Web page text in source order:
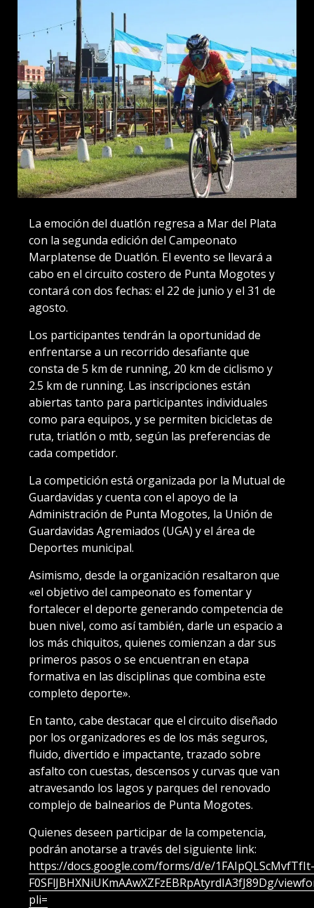
La emoción del duatlón regresa a Mar del Plata
con la segunda edición del Campeonato
Marplatense de Duatlón. El evento se llevará a
cabo en el circuito costero de Punta Mogotes y
contará con dos fechas: el 22 de junio y el 31 de
agosto.
Los participantes tendrán la oportunidad de
enfrentarse a un recorrido desafiante que
consta de 5 km de running, 20 km de ciclismo y
2.5 km de running. Las inscripciones están
abiertas tanto para participantes individuales
como para equipos, y se permiten bicicletas de
ruta, triatlón o mtb, según las preferencias de
cada competidor.
La competición está organizada por la Mutual de
Guardavidas y cuenta con el apoyo de la
Administración de Punta Mogotes, la Unión de
Guardavidas Agremiados (UGA) y el área de
Deportes municipal.
Asimismo, desde la organización resaltaron que
«el objetivo del campeonato es fomentar y
fortalecer el deporte generando competencia de
buen nivel, como así también, darle un espacio a
los más chiquitos, quienes comienzan a dar sus
primeros pasos o se encuentran en etapa
formativa en las disciplinas que combina este
completo deporte».
En tanto, cabe destacar que el circuito diseñado
por los organizadores es de los más seguros,
fluido, divertido e impactante, trazado sobre
asfalto con cuestas, descensos y curvas que van
atravesando los lagos y parques del renovado
complejo de balnearios de Punta Mogotes.
Quienes deseen participar de la competencia,
podrán anotarse a través del siguiente link:
https://docs.google.com/forms/d/e/1FAIpQLScMvfTfIt-
F0SFlJBHXNiUKmAAwXZFzEBRpAtyrdIA3fJ89Dg/
pli=